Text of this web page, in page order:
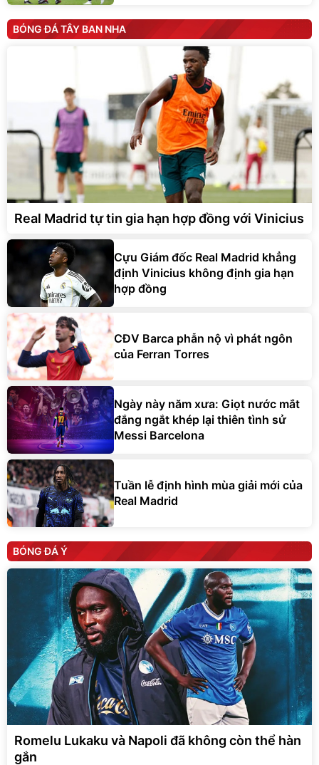
BÓNG ĐÁ TÂY BAN NHA
Real Madrid tự tin gia hạn hợp đồng với Vinicius
Cựu Giám đốc Real Madrid khẳng
định Vinicius không định gia hạn
hợp đồng
CĐV Barca phẫn nộ vì phát ngôn
của Ferran Torres
Ngày này năm xưa: Giọt nước mắt
đắng ngắt khép lại thiên tình sử
Messi Barcelona
Tuần lễ định hình mùa giải mới của
Real Madrid
BÓNG ĐÁ Ý
Romelu Lukaku và Napoli đã không còn thể hàn
gắn